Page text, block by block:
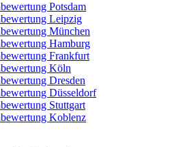
Potsdam
Leipzig
München
Hamburg
Frankfurt
Köln
Dresden
Düsseldorf
Stuttgart
Koblenz